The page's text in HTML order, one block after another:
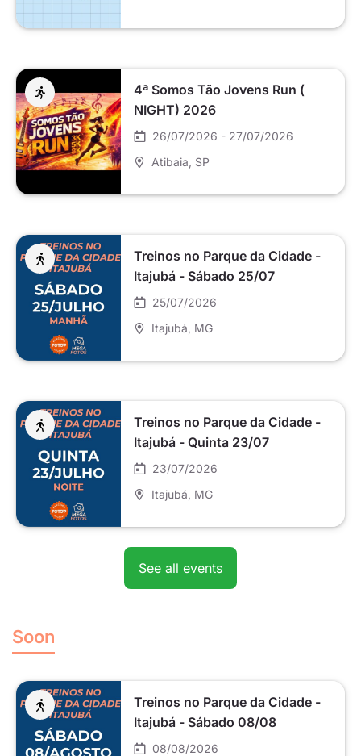
4ª Somos Tão Jovens Run (
NIGHT) 2026
26/07/2026 - 27/07/2026
Atibaia , SP
Treinos no Parque da Cidade -
Itajubá - Sábado 25/07
25/07/2026
Itajubá , MG
Treinos no Parque da Cidade -
Itajubá - Quinta 23/07
23/07/2026
Itajubá , MG
See all events
Soon
Treinos no Parque da Cidade -
Itajubá - Sábado 08/08
08/08/2026